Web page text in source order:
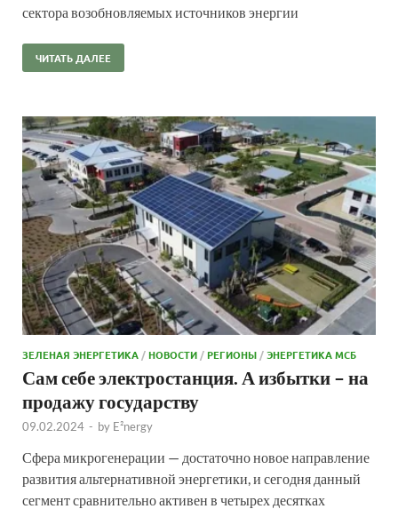
сектора возобновляемых источников энергии
ЧИТАТЬ ДАЛЕЕ
ЗЕЛЕНАЯ ЭНЕРГЕТИКА /НОВОСТИ /РЕГИОНЫ /ЭНЕРГЕТИКА МСБ
Сам себе электростанция. А избытки – на
продажу государству
09.02.2024 - by E²nergy
Сфера микрогенерации — достаточно новое направление
развития альтернативной энергетики, и сегодня данный
сегмент сравнительно активен в четырех десятках